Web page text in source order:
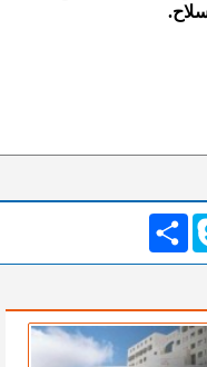
انشر